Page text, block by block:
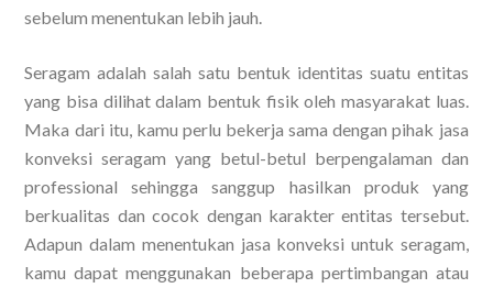
sebelum menentukan lebih jauh.
Seragam adalah salah satu bentuk identitas suatu entitas
yang bisa dilihat dalam bentuk fisik oleh masyarakat luas.
Maka dari itu, kamu perlu bekerja sama dengan pihak jasa
konveksi seragam yang betul-betul berpengalaman dan
professional sehingga sanggup hasilkan produk yang
berkualitas dan cocok dengan karakter entitas tersebut.
Adapun dalam menentukan jasa konveksi untuk seragam,
kamu dapat menggunakan beberapa pertimbangan atau